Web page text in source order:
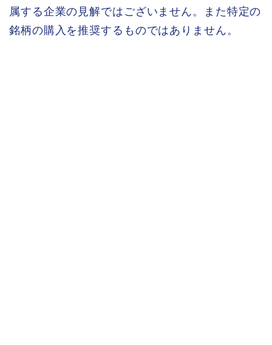
属する企業の見解ではございません。また特定の
銘柄の購入を推奨するものではありません。